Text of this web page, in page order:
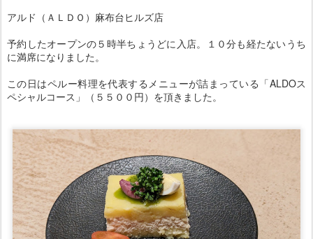
アルド（ＡＬＤＯ）麻布台ヒルズ店
予約したオープンの５時半ちょうどに入店。１０分も経たないうち
に満席になりました。
この日はペルー料理を代表するメニューが詰まっている「ALDOス
ペシャルコース」（５５００円）を頂きました。